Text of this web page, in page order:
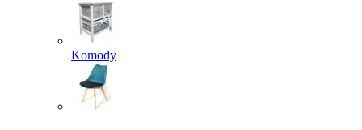
Komody